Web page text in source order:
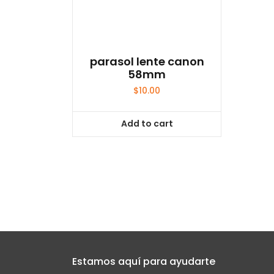
parasol lente canon
58mm
$10.00
Add to cart
Estamos aquí para ayudarte